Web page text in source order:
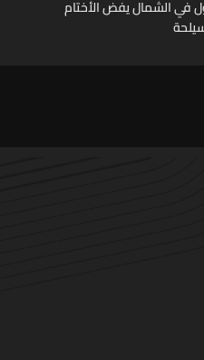
في الشمال يفض الأختام